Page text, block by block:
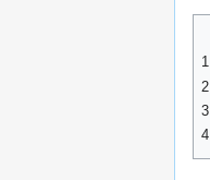
1
2
3
4